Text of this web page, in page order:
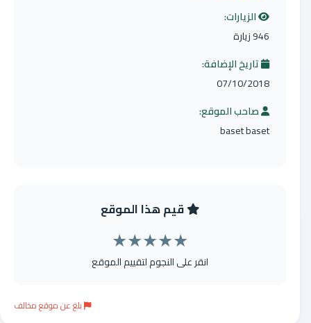
الزيارات:
946 زيارة
تاريخ الإضافة:
07/10/2018
صاحب الموقع:
baset baset
قيم هذا الموقع
★
★
★
★
★
انقر على النجوم لتقييم الموقع
بلغ عن موقع مخالف